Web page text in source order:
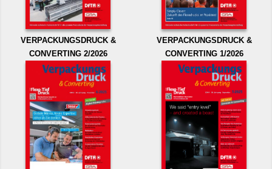
VERPACKUNGSDRUCK &
CONVERTING 2/2026
VERPACKUNGSDRUCK &
CONVERTING 1/2026